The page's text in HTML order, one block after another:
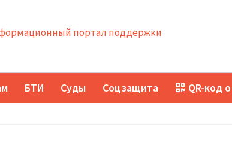
портал поддержки
БТИ Суды Соцзащита QR-код